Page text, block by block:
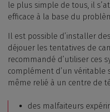
le plus simple de tous, il
efficace à la base du
Il est possible d’installer
déjouer les tentatives de
recommandé d’utiliser ces
complément d’un véritable
même relié à un centre de
des malfaiteurs